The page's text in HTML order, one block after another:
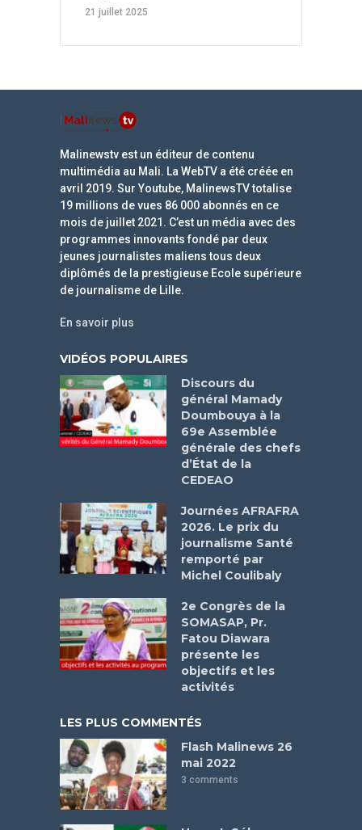
21 juillet 2025
Malinewstv est un éditeur de contenu
multimédia au Mali. La WebTV a été créée en
avril 2019. Sur Youtube, MalinewsTV totalise
19 millions de vues 86 000 abonnés en ce
mois de juillet 2021. C’est un média avec des
programmes innovants fondé par deux
jeunes journalistes maliens tous deux
diplômés de la prestigieuse Ecole supérieure
de journalisme de Lille.
En savoir plus
VIDÉOS POPULAIRES
Discours du
général Mamady
Doumbouya à la
69e Assemblée
générale des chefs
d’État de la
CEDEAO
Journées AFRAFRA
2026. Le prix du
journalisme Santé
remporté par
Michel Coulibaly
2e Congrès de la
SOMASAP, Pr.
Fatou Diawara
présente les
objectifs et les
activités
LES PLUS COMMENTÉS
Flash Malinews 26
mai 2022
3 comments